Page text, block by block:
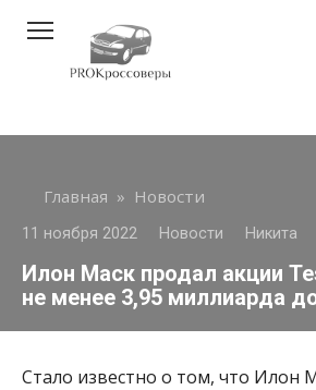
контенту
Главная » Новости
11 ноября 2022 Новости Никита
Илон Маск продал акции
не менее 3,95 миллиарда
Стало известно о том, что Илон